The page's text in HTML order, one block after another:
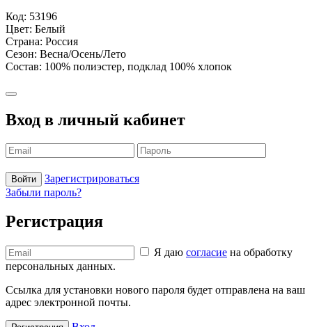
розовые
цветы
Код: 53196
Цвет: Белый
Страна: Россия
Сезон: Весна/Осень/Лето
Состав: 100% полиэстер, подклад 100% хлопок
Вход в личный кабинет
Войти
Зарегистрироваться
Забыли пароль?
Регистрация
Я даю согласие на обработку
персональных данных.
Ссылка для установки нового пароля будет отправлена ​​на ваш
адрес электронной почты.